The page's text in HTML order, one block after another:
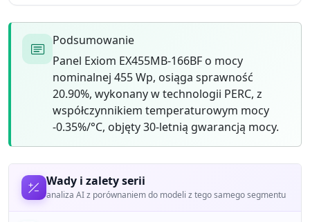
Podsumowanie
Panel Exiom EX455MB-166BF o mocy
nominalnej 455 Wp, osiąga sprawność
20.90%, wykonany w technologii PERC, z
współczynnikiem temperaturowym mocy
-0.35%/°C, objęty 30-letnią gwarancją mocy.
Wady i zalety serii
analiza AI z porównaniem do modeli z tego samego segmentu